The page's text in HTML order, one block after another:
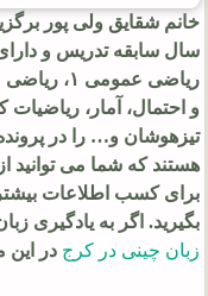
سال سابقه تدريس و
و احتمال، آمار،
تیزهوشان و… را در
هستند که شما می توانید
برای کسب اطلاعات
بگیرید. اگر به یادگیری
زبان چینی در کرج در این